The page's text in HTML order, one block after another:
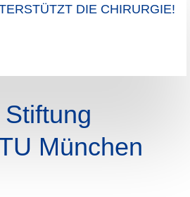
DIE CHIRURGIE!
München